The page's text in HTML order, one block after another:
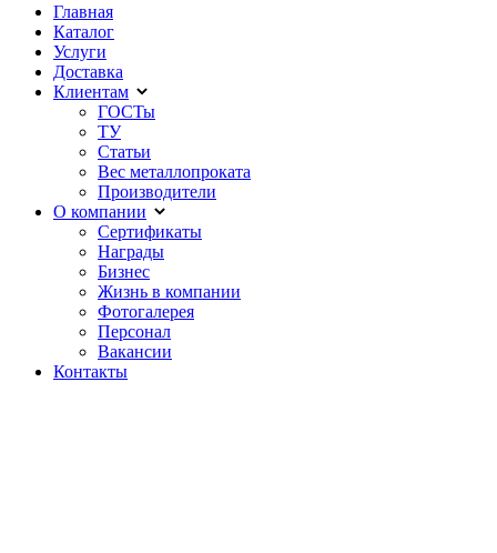
Главная
Каталог
Услуги
Доставка
Клиентам
ГОСТы
ТУ
Статьи
Вес металлопроката
Производители
О компании
Сертификаты
Награды
Бизнес
Жизнь в компании
Фотогалерея
Персонал
Вакансии
Контакты